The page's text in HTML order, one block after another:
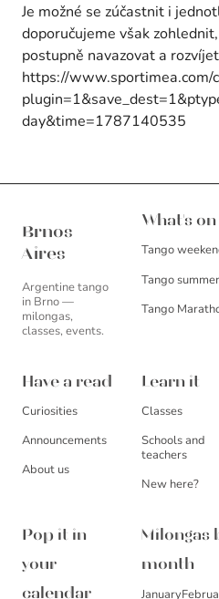
Je možné se zúčastnit i
doporučujeme však
postupně navazovat a
https://www.sportimea.com/
day&time=1787140535
Brnos
Aires
Argentine tango
in Brno —
milongas,
classes, events.
What's on
Tango
Tango summer
Tango
Have a read
Curiosities
Announcements
About us
Learn it
Classes
Schools and
teachers
New here?
Pop it in
your
calendar
Milongas
month
January